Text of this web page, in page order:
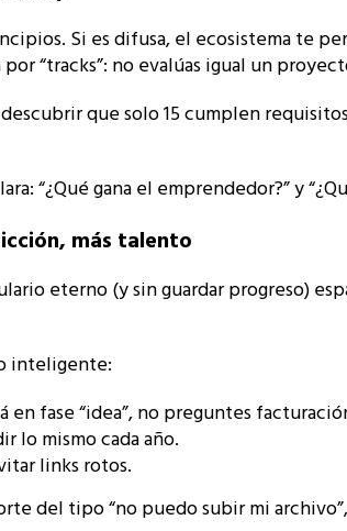
Si es difusa, el ecosistema te
“tracks”: no evalúas igual un
que solo 15 cumplen
“¿Qué gana el emprendedor?” y
más talento
eterno (y sin guardar progreso)
inteligente:
fase “idea”, no preguntes
lo mismo cada año.
links rotos.
del tipo “no puedo subir mi